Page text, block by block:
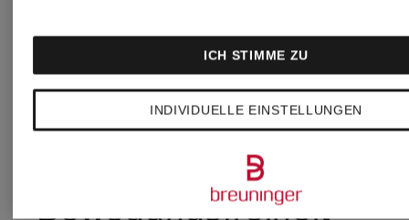
Tragekomfort,
innovatives Design
Bewegungsfreiheit
INDIVIDUELLE EINSTELLUNGEN
ICH STIMME ZU